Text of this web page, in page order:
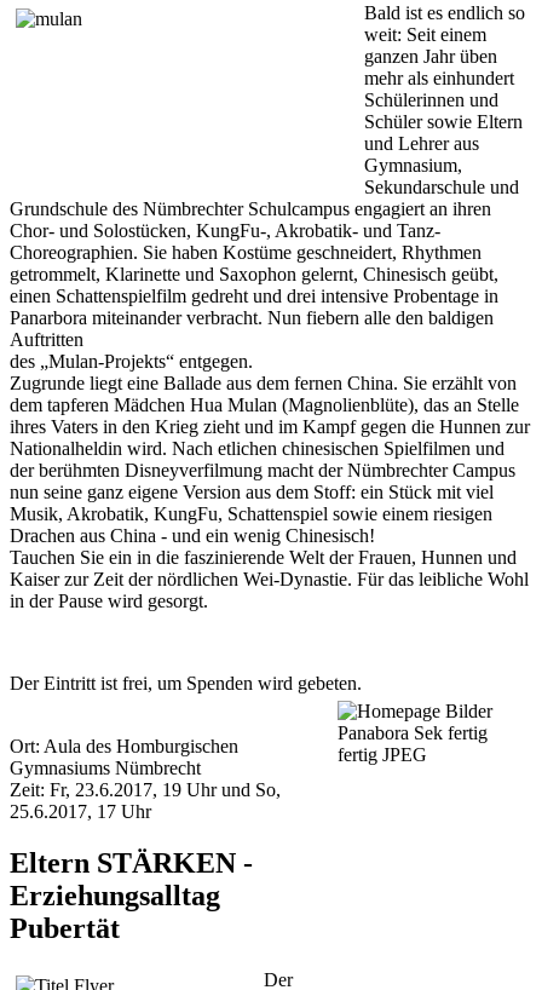
Bald ist es endlich so
weit: Seit einem
ganzen Jahr üben
mehr als einhundert
Schülerinnen und
Schüler sowie Eltern
und Lehrer aus
Gymnasium,
Sekundarschule und
Grundschule des Nümbrechter Schulcampus engagiert an ihren
Chor- und Solostücken, KungFu-, Akrobatik- und Tanz-
Choreographien. Sie haben Kostüme geschneidert, Rhythmen
getrommelt, Klarinette und Saxophon gelernt, Chinesisch geübt,
einen Schattenspielfilm gedreht und drei intensive Probentage in
Panarbora miteinander verbracht. Nun fiebern alle den baldigen
Auftritten
des „Mulan-Projekts“ entgegen.
Zugrunde liegt eine Ballade aus dem fernen China. Sie erzählt von
dem tapferen Mädchen Hua Mulan (Magnolienblüte), das an Stelle
ihres Vaters in den Krieg zieht und im Kampf gegen die Hunnen zur
Nationalheldin wird. Nach etlichen chinesischen Spielfilmen und
der berühmten Disneyverfilmung macht der Nümbrechter Campus
nun seine ganz eigene Version aus dem Stoff: ein Stück mit viel
Musik, Akrobatik, KungFu, Schattenspiel sowie einem riesigen
Drachen aus China - und ein wenig Chinesisch!
Tauchen Sie ein in die faszinierende Welt der Frauen, Hunnen und
Kaiser zur Zeit der nördlichen Wei-Dynastie. Für das leibliche Wohl
in der Pause wird gesorgt.
Der Eintritt ist frei, um Spenden wird gebeten.
Ort: Aula des Homburgischen
Gymnasiums Nümbrecht
Zeit: Fr, 23.6.2017, 19 Uhr und So,
25.6.2017, 17 Uhr
Eltern STÄRKEN -
Erziehungsalltag
Pubertät
Der